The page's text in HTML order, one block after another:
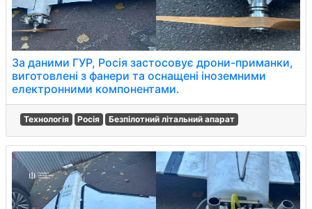
За даними ГУР, Росія застосовує дрони-приманки,
виготовлені з фанери та оснащені іноземними
електронними компонентами.
Технологія Росія Безпілотний літальний апарат